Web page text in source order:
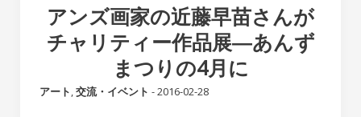
アンズ画家の近藤早苗さんが
チャリティー作品展―あんず
まつりの4月に
アート,交流・イベント -2016-02-28